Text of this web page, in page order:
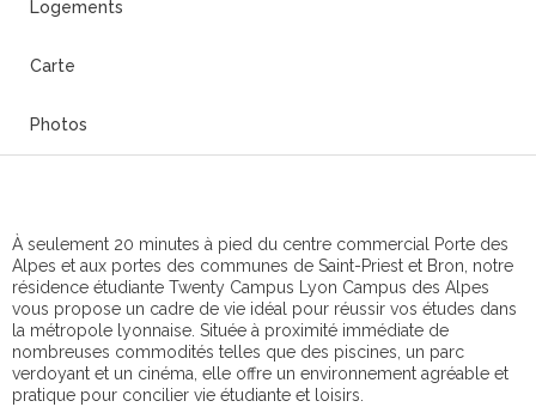
Logements
Carte
Photos
À seulement 20 minutes à pied du centre commercial Porte des
Alpes et aux portes des communes de Saint-Priest et Bron, notre
résidence étudiante Twenty Campus Lyon Campus des Alpes
vous propose un cadre de vie idéal pour réussir vos études dans
la métropole lyonnaise. Située à proximité immédiate de
nombreuses commodités telles que des piscines, un parc
verdoyant et un cinéma, elle offre un environnement agréable et
pratique pour concilier vie étudiante et loisirs.